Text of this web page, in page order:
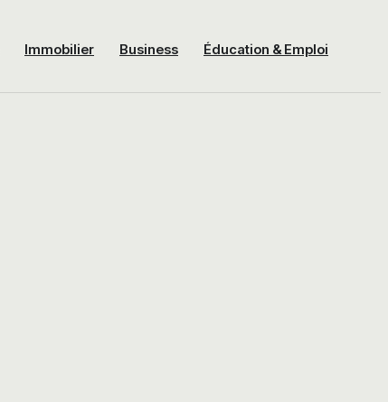
Immobilier Business Éducation & Emploi